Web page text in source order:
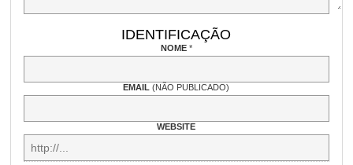
IDENTIFICAÇÃO
NOME *
EMAIL(NÃO PUBLICADO)
WEBSITE